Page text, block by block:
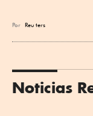
Por Reu ters
Noticias